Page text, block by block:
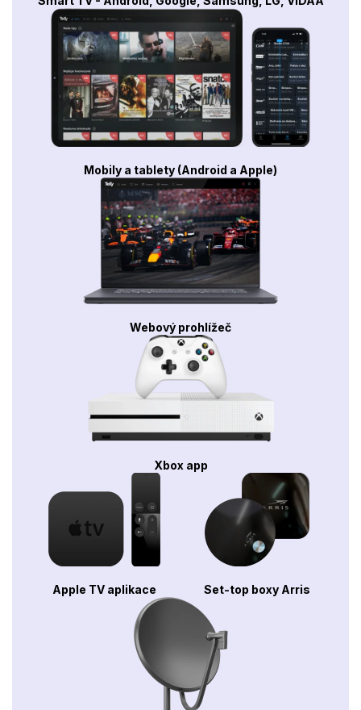
Mobily a tablety (Android a Apple)
Webový prohlížeč
Xbox app
Apple TV aplikace Set-top boxy Arris